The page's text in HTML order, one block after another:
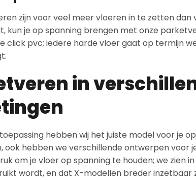
zijn voor veel meer vloeren in te zetten
kun je op spanning brengen met onze
click pvc; iedere harde vloer gaat op termijn
in
hebben wij het juiste model voor je
ook hebben we verschillende ontwerpen voor
om je vloer op spanning te houden; we zien
wordt, en dat X-modellen breder inzetbaar